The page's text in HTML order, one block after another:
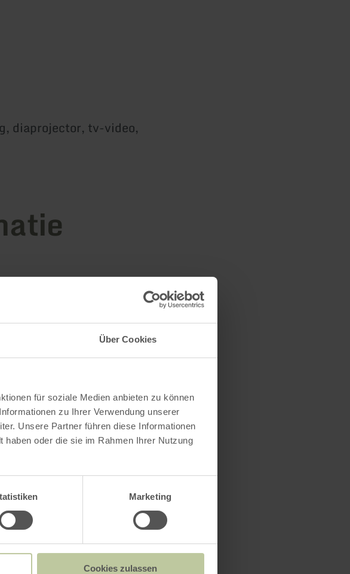
Über Cookies
für soziale Medien anbieten zu können
zu Ihrer Verwendung unserer
Unsere Partner führen diese Informationen
oder die sie im Rahmen Ihrer Nutzung
Marketing
Cookies zulassen
diaprojector, tv-video,